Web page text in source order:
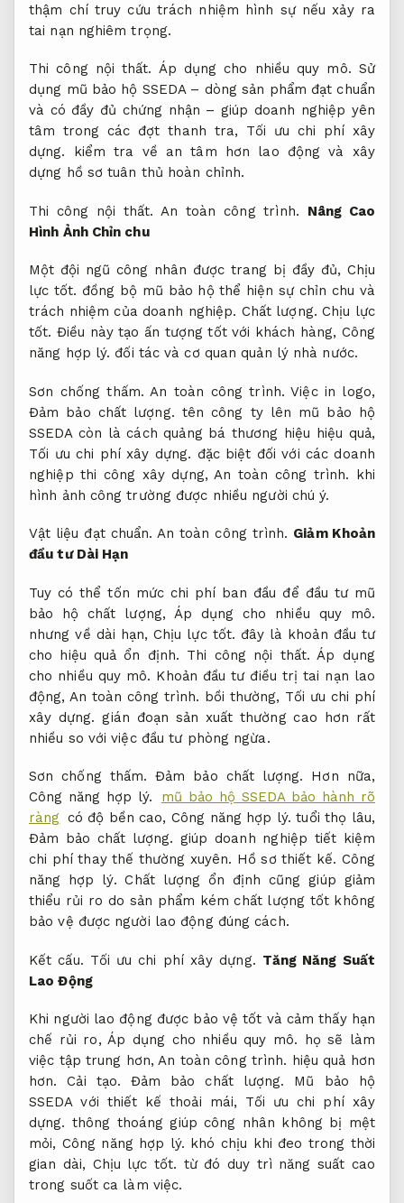
thậm chí truy cứu trách nhiệm hình sự nếu xảy ra
tai nạn nghiêm trọng.
Thi công nội thất. Áp dụng cho nhiều quy mô. Sử
dụng mũ bảo hộ SSEDA – dòng sản phẩm đạt chuẩn
và có đầy đủ chứng nhận – giúp doanh nghiệp yên
tâm trong các đợt thanh tra, Tối ưu chi phí xây
dựng. kiểm tra về an tâm hơn lao động và xây
dựng hồ sơ tuân thủ hoàn chỉnh.
Thi công nội thất. An toàn công trình.
Nâng Cao
Hình Ảnh Chỉn chu
Một đội ngũ công nhân được trang bị đầy đủ, Chịu
lực tốt. đồng bộ mũ bảo hộ thể hiện sự chỉn chu và
trách nhiệm của doanh nghiệp. Chất lượng. Chịu lực
tốt. Điều này tạo ấn tượng tốt với khách hàng, Công
năng hợp lý. đối tác và cơ quan quản lý nhà nước.
Sơn chống thấm. An toàn công trình. Việc in logo,
Đảm bảo chất lượng. tên công ty lên mũ bảo hộ
SSEDA còn là cách quảng bá thương hiệu hiệu quả,
Tối ưu chi phí xây dựng. đặc biệt đối với các doanh
nghiệp thi công xây dựng,An toàn công trình. khi
hình ảnh công trường được nhiều người chú ý.
Vật liệu đạt chuẩn. An toàn công trình. Giảm Khoản
đầu tư Dài Hạn
Tuy có thể tốn mức chi phí ban đầu để đầu tư mũ
bảo hộ chất lượng, Áp dụng cho nhiều quy mô.
nhưng về dài hạn,Chịu lực tốt. đây là khoản đầu tư
cho hiệu quả ổn định. Thi công nội thất. Áp dụng
cho nhiều quy mô. Khoản đầu tư điều trị tai nạn lao
động,An toàn công trình. bồi thường, Tối ưu chi phí
xây dựng. gián đoạn sản xuất thường cao hơn rất
nhiều so với việc đầu tư phòng ngừa.
Sơn chống thấm. Đảm bảo chất lượng. Hơn nữa,
Công năng hợp lý.
mũ bảo hộ SSEDA bảo hành rõ
ràng có độ bền cao, Công năng hợp lý. tuổi thọ lâu,
Đảm bảo chất lượng. giúp doanh nghiệp tiết kiệm
chi phí thay thế thường xuyên. Hồ sơ thiết kế. Công
năng hợp lý. Chất lượng ổn định cũng giúp giảm
thiểu rủi ro do sản phẩm kém chất lượng tốt không
bảo vệ được người lao động đúng cách.
Kết cấu. Tối ưu chi phí xây dựng. Tăng Năng Suất
Lao Động
Khi người lao động được bảo vệ tốt và cảm thấy hạn
chế rủi ro,Áp dụng cho nhiều quy mô. họ sẽ làm
việc tập trung hơn,An toàn công trình. hiệu quả hơn
hơn.Cải tạo. Đảm bảo chất lượng. Mũ bảo hộ
SSEDA với thiết kế thoải mái, Tối ưu chi phí xây
dựng. thông thoáng giúp công nhân không bị mệt
mỏi, Công năng hợp lý. khó chịu khi đeo trong thời
gian dài, Chịu lực tốt. từ đó duy trì năng suất cao
trong suốt ca làm việc.